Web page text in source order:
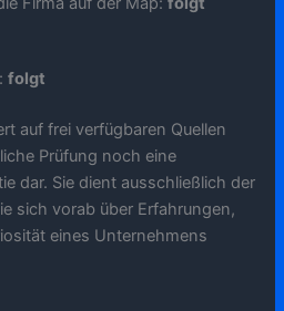
folgt
auf frei verfügbaren Quellen
Prüfung noch eine
dar. Sie dient ausschließlich der
sich vorab über Erfahrungen,
eines Unternehmens